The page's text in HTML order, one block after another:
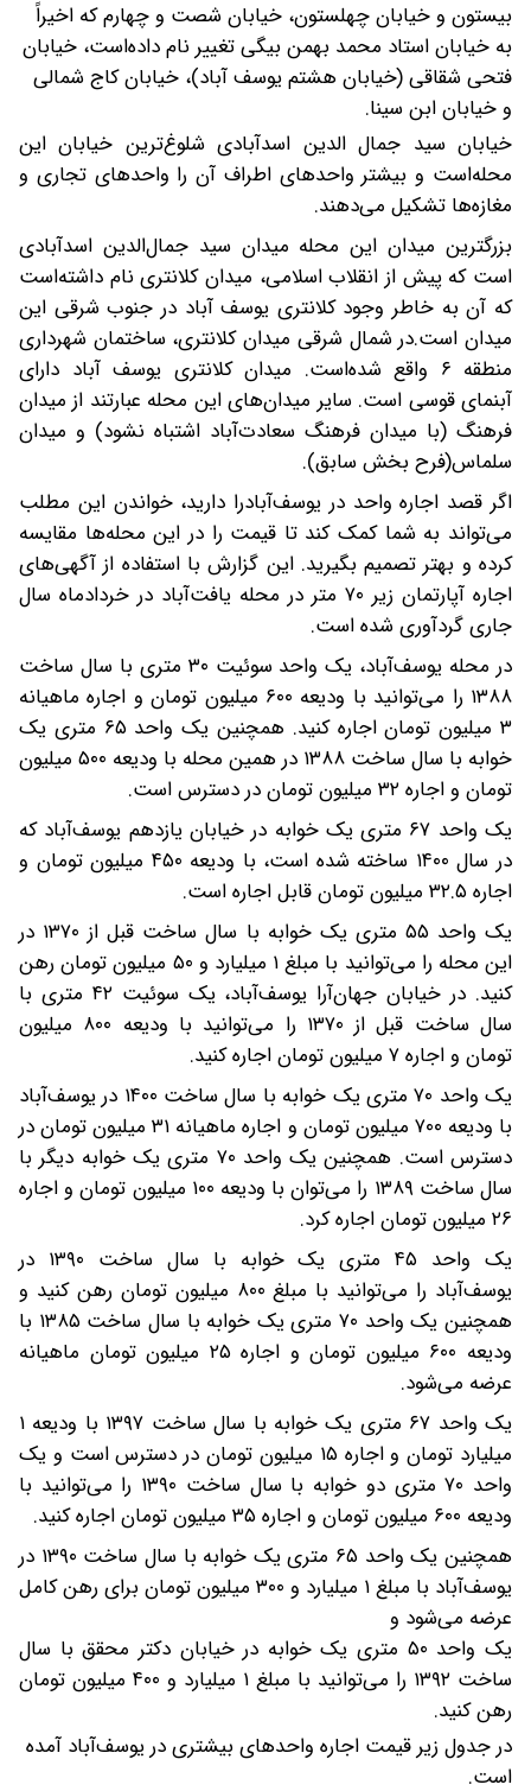
بیستون و خیابان چهلستون، خیابان شصت و چهارم که اخیراً
به خیابان استاد محمد بهمن بیگی تغییر نام داده‌است، خیابان
فتحی شقاقی (خیابان هشتم یوسف آباد)، خیابان کاج شمالی
و خیابان ابن سینا.
خیابان سید جمال الدین اسدآبادی شلوغ‌ترین خیابان این
محله‌است و بیشتر واحدهای اطراف آن را واحدهای تجاری و
مغازه‌ها تشکیل می‌دهند.
بزرگترین میدان این محله میدان سید جمال‌الدین اسدآبادی
است که پیش از انقلاب اسلامی، میدان کلانتری نام داشته‌است
که آن به خاطر وجود کلانتری یوسف آباد در جنوب شرقی این
میدان است.در شمال شرقی میدان کلانتری، ساختمان شهرداری
منطقه ۶ واقع شده‌است. میدان کلانتری یوسف آباد دارای
آبنمای قوسی است. سایر میدان‌های این محله عبارتند از میدان
فرهنگ (با میدان فرهنگ سعادت‌آباد اشتباه نشود) و میدان
سلماس(فرح بخش سابق).
اگر قصد اجاره واحد در یوسف‌آبادرا دارید، خواندن این مطلب
می‌تواند به شما کمک کند تا قیمت را در این محله‌ها مقایسه
کرده و بهتر تصمیم بگیرید. این گزارش با استفاده از آگهی‌های
اجاره آپارتمان زیر ۷۰ متر در محله یافت‌آباد در خردادماه سال
جاری گردآوری شده است.
در محله یوسف‌آباد، یک واحد سوئیت ۳۰ متری با سال ساخت
۱۳۸۸ را می‌توانید با ودیعه ۶۰۰ میلیون تومان و اجاره ماهیانه
۳ میلیون تومان اجاره کنید. همچنین یک واحد ۶۵ متری یک
خوابه با سال ساخت ۱۳۸۸ در همین محله با ودیعه ۵۰۰ میلیون
تومان و اجاره ۳۲ میلیون تومان در دسترس است.
یک واحد ۶۷ متری یک خوابه در خیابان یازدهم یوسف‌آباد که
در سال ۱۴۰۰ ساخته شده است، با ودیعه ۴۵۰ میلیون تومان و
اجاره ۳۲.۵ میلیون تومان قابل اجاره است.
یک واحد ۵۵ متری یک خوابه با سال ساخت قبل از ۱۳۷۰ در
این محله را می‌توانید با مبلغ ۱ میلیارد و ۵۰ میلیون تومان رهن
کنید. در خیابان جهان‌آرا یوسف‌آباد، یک سوئیت ۴۲ متری با
سال ساخت قبل از ۱۳۷۰ را می‌توانید با ودیعه ۸۰۰ میلیون
تومان و اجاره ۷ میلیون تومان اجاره کنید.
یک واحد ۷۰ متری یک خوابه با سال ساخت ۱۴۰۰ در یوسف‌آباد
با ودیعه ۷۰۰ میلیون تومان و اجاره ماهیانه ۳۱ میلیون تومان در
دسترس است. همچنین یک واحد ۷۰ متری یک خوابه دیگر با
سال ساخت ۱۳۸۹ را می‌توان با ودیعه ۱۰۰ میلیون تومان و اجاره
۲۶ میلیون تومان اجاره کرد.
یک واحد ۴۵ متری یک خوابه با سال ساخت ۱۳۹۰ در
یوسف‌آباد را می‌توانید با مبلغ ۸۰۰ میلیون تومان رهن کنید و
همچنین یک واحد ۷۰ متری یک خوابه با سال ساخت ۱۳۸۵ با
ودیعه ۶۰۰ میلیون تومان و اجاره ۲۵ میلیون تومان ماهیانه
عرضه می‌شود.
یک واحد ۶۷ متری یک خوابه با سال ساخت ۱۳۹۷ با ودیعه ۱
میلیارد تومان و اجاره ۱۵ میلیون تومان در دسترس است و یک
واحد ۷۰ متری دو خوابه با سال ساخت ۱۳۹۰ را می‌توانید با
ودیعه ۶۰۰ میلیون تومان و اجاره ۳۵ میلیون تومان اجاره کنید.
همچنین یک واحد ۶۵ متری یک خوابه با سال ساخت ۱۳۹۰ در
یوسف‌آباد با مبلغ ۱ میلیارد و ۳۰۰ میلیون تومان برای رهن کامل
عرضه می‌شود و
یک واحد ۵۰ متری یک خوابه در خیابان دکتر محقق با سال
ساخت ۱۳۹۲ را می‌توانید با مبلغ ۱ میلیارد و ۴۰۰ میلیون تومان
رهن کنید.
در جدول زیر قیمت اجاره واحدهای بیشتری در یوسف‌آباد آمده
است.